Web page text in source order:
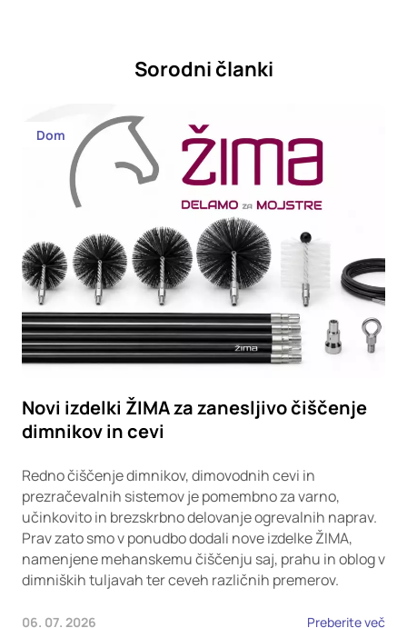
Sorodni članki
Dom
Novi izdelki ŽIMA za zanesljivo čiščenje
dimnikov in cevi
Redno čiščenje dimnikov, dimovodnih cevi in
prezračevalnih sistemov je pomembno za varno,
učinkovito in brezskrbno delovanje ogrevalnih naprav.
Prav zato smo v ponudbo dodali nove izdelke ŽIMA,
namenjene mehanskemu čiščenju saj, prahu in oblog v
dimniških tuljavah ter ceveh različnih premerov.
06. 07. 2026 Preberite več